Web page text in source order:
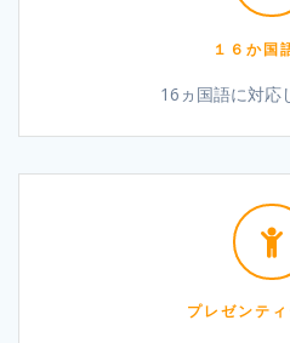
１６か国
16ヵ国語に対応
プレゼンテ